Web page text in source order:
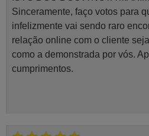
Sinceramente, faço votos para
infelizmente vai sendo raro
relação online com o cliente
como a demonstrada por vós.
cumprimentos.